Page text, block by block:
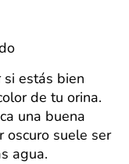
estás bien
de tu orina.
una buena
oscuro suele ser
agua.